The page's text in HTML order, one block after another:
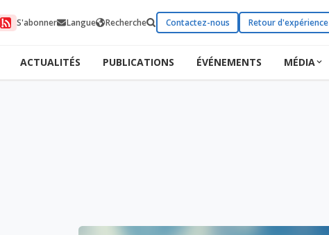
S'abonner Langue Recherche Contactez-nous Retour d'expérience
ACTUALITÉS PUBLICATIONS ÉVÉNEMENTS MÉDIA